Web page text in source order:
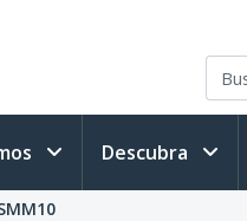
Descubra